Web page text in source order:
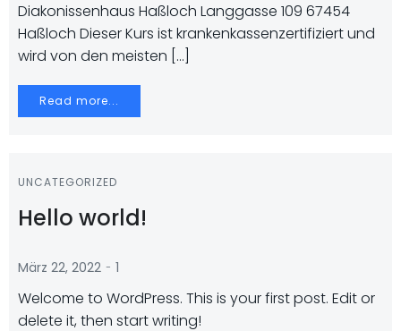
Diakonissenhaus Haßloch Langgasse 109 67454
Haßloch Dieser Kurs ist krankenkassenzertifiziert und
wird von den meisten […]
Read more...
UNCATEGORIZED
Hello world!
März 22, 2022 - 1
Welcome to WordPress. This is your first post. Edit or
delete it, then start writing!